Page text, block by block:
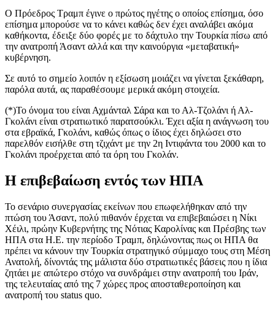
Ο Πρόεδρος Τραμπ έγινε ο πρώτος ηγέτης ο οποίος επίσημα, όσο
επίσημα μπορούσε να το κάνει καθώς δεν έχει αναλάβει ακόμα
καθήκοντα, έδειξε δύο φορές με το δάχτυλο την Τουρκία πίσω από
την ανατροπή Άσαντ αλλά και την καινούργια «μεταβατική»
κυβέρνηση.
Σε αυτό το σημείο λοιπόν η εξίσωση μοιάζει να γίνεται ξεκάθαρη,
παρόλα αυτά, ας παραθέσουμε μερικά ακόμη στοιχεία.
(*)Το όνομα του είναι Αχμάνταλ Σάρα και το Αλ-Τζολάνι ή Αλ-
Γκολάνι είναι στρατιωτικό παρατσούκλι. Έχει αξία η ανάγνωση του
στα εβραϊκά, Γκολάνι, καθώς όπως ο ίδιος έχει δηλώσει στο
παρελθόν εισήλθε στη τζιχάντ με την 2η Ιντιφάντα του 2000 και το
Γκολάνι προέρχεται από τα όρη του Γκολάν.
Η επιβεβαίωση εντός των ΗΠΑ
Το σενάριο συνεργασίας εκείνων που επωφελήθηκαν από την
πτώση του Άσαντ, πολύ πιθανόν έρχεται να επιβεβαιώσει η Νίκι
Χέιλι, πρώην Κυβερνήτης της Νότιας Καρολίνας και Πρέσβης των
ΗΠΑ στα Η.Ε. την περίοδο Τραμπ, δηλώνοντας πως οι ΗΠΑ θα
πρέπει να κάνουν την Τουρκία στρατηγικό σύμμαχο τους στη Μέση
Ανατολή, δίνοντάς της μάλιστα δύο στρατιωτικές βάσεις που η ίδια
ζητάει με απώτερο στόχο να συνδράμει στην ανατροπή του Ιράν,
της τελευταίας από της 7 χώρες προς αποσταθεροποίηση και
ανατροπή του status quo.